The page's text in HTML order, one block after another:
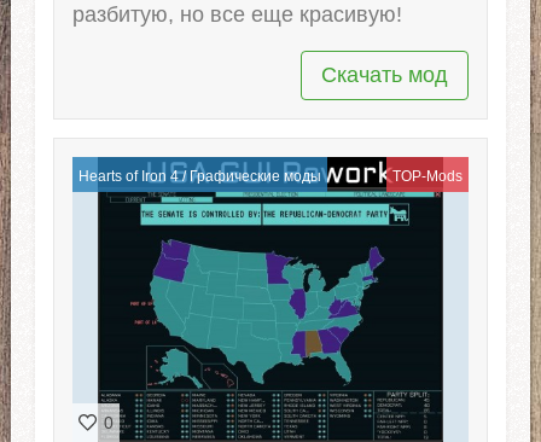
разбитую, но все еще красивую!
Скачать мод
Hearts of Iron 4/ Графические моды TOP-Mods
0